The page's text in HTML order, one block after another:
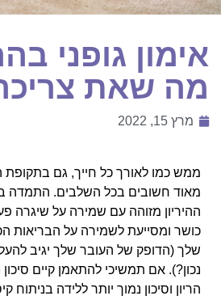
אימון גופני
מה שאת
מרץ 15, 2022
ממש כמו לאורך כל חייך, גם בתקופת
מאוד חשובים בכל השלבים. התמדה
ההיריון מזוהה עם שמירה על שיגרה
כושר ומסייעת לשמירה על הבריאות
שלך (הדופק של העובר שלך יגיב
נכון?). אם תמשיכי להתאמן קיים
הריון וסיכון נמוך יותר ללידה בניתוח